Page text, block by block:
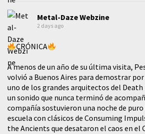
Metal-Daze Webzine
2 days ago
CRÓNICA
A menos de un año de su última visita,
volvió a Buenos Aires para demostrar por
uno de los grandes arquitectos del Death
un sonido que nunca terminó de
compañía sostuvieron una noche de
escuela con clásicos de Consuming
the Ancients que desataron el caos en el